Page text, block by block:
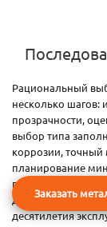
Рациональный
несколько шагов:
прозрачности,
выбор типа
коррозии, точный
планирование
подход позволяет
долговечную
десятилетия
Заказать